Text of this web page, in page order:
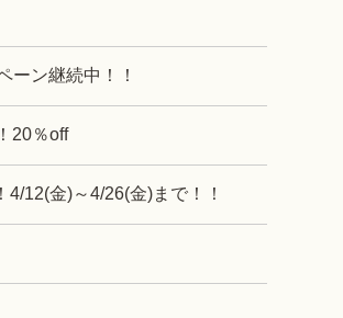
ーン継続中！！
20％off
12(金)～4/26(金)まで！！